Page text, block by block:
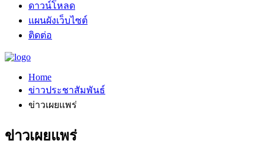
ดาวน์โหลด
แผนผังเว็บไซต์
ติดต่อ
Home
ข่าวประชาสัมพันธ์
ข่าวเผยแพร่
ข่าวเผยแพร่